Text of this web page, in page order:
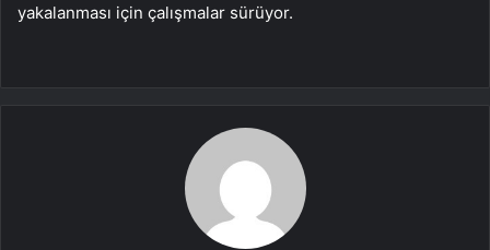
yakalanması için çalışmalar sürüyor.